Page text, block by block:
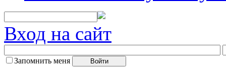
Вход на сайт
Запомнить меня